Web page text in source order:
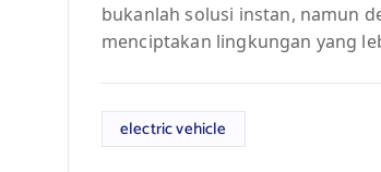
bukanlah solusi instan, namun
menciptakan lingkungan yang
electric vehicle